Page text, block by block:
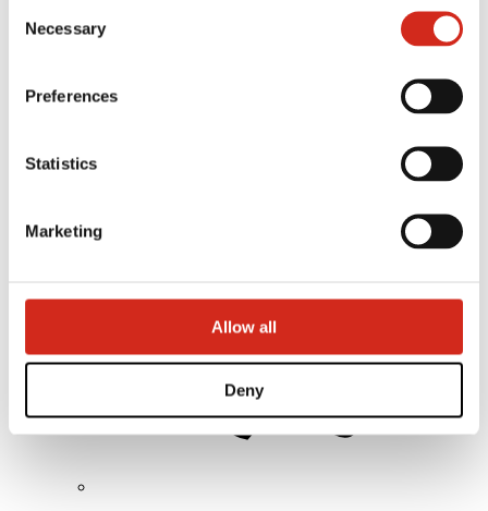
121387608.
Selection
Necessary
Preferences
Statistics
Marketing
Allow all
Deny